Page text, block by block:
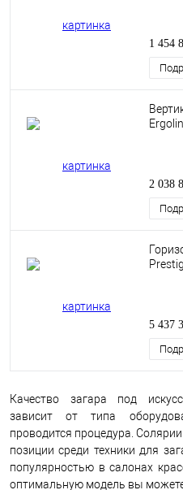
1 454
2 038
5 437
Качество загара под
зависит от типа
проводится процедура.
позиции среди техники для
популярностью в салонах
оптимальную модель вы